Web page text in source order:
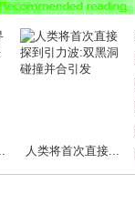
人类将首次直接...